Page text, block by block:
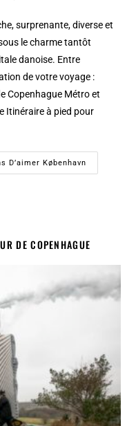
surprenante, diverse et
le charme tantôt
danoise. Entre
de votre voyage :
Copenhague Métro et
Itinéraire à pied pour
D’aimer København
DE COPENHAGUE